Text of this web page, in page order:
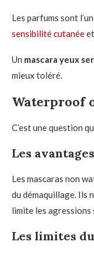
Les parfums sont
sensibilité cutanée
Un mascara yeux
mieux toléré.
Waterproof
C’est une question
Les
Les mascaras non
du démaquillage. Ils
limite les agressions
Les limites